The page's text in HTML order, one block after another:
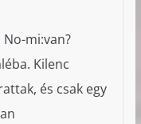
mi:van?
Kilenc
és csak egy